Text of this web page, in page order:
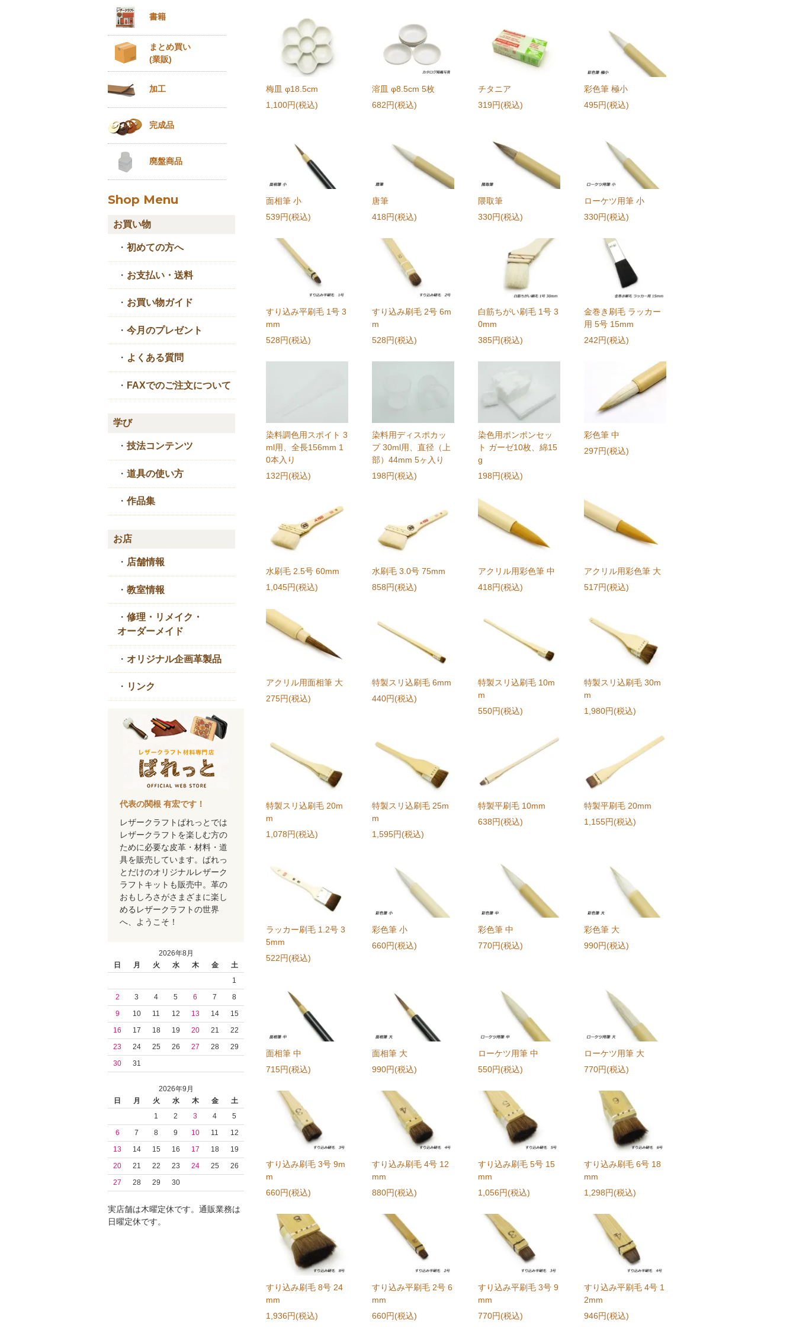
梅皿 φ18.5cm
1,100円(税込)
溶皿 φ8.5cm 5枚
682円(税込)
チタニア
319円(税込)
彩色筆 極小
495円(税込)
面相筆 小
539円(税込)
唐筆
418円(税込)
隈取筆
330円(税込)
ローケツ用筆 小
330円(税込)
すり込み平刷毛 1号 3
mm
528円(税込)
すり込み刷毛 2号 6m
m
528円(税込)
白筋ちがい刷毛 1号 3
0mm
385円(税込)
金巻き刷毛 ラッカー
用 5号 15mm
242円(税込)
染料調色用スポイト 3
ml用、全長156mm 1
0本入り
132円(税込)
染料用ディスポカッ
プ 30ml用、直径（上
部）44mm 5ヶ入り
198円(税込)
染色用ポンポンセッ
ト ガーゼ10枚、綿15
g
198円(税込)
彩色筆 中
297円(税込)
水刷毛 2.5号 60mm
1,045円(税込)
水刷毛 3.0号 75mm
858円(税込)
アクリル用彩色筆 中
418円(税込)
アクリル用彩色筆 大
517円(税込)
アクリル用面相筆 大
275円(税込)
特製スリ込刷毛 6mm
440円(税込)
特製スリ込刷毛 10m
m
550円(税込)
特製スリ込刷毛 30m
m
1,980円(税込)
特製スリ込刷毛 20m
m
1,078円(税込)
特製スリ込刷毛 25m
m
1,595円(税込)
特製平刷毛 10mm
638円(税込)
特製平刷毛 20mm
1,155円(税込)
ラッカー刷毛 1.2号 3
5mm
522円(税込)
彩色筆 小
660円(税込)
彩色筆 中
770円(税込)
彩色筆 大
990円(税込)
面相筆 中
715円(税込)
面相筆 大
990円(税込)
ローケツ用筆 中
550円(税込)
ローケツ用筆 大
770円(税込)
すり込み刷毛 3号 9m
m
660円(税込)
すり込み刷毛 4号 12
mm
880円(税込)
すり込み刷毛 5号 15
mm
1,056円(税込)
すり込み刷毛 6号 18
mm
1,298円(税込)
すり込み刷毛 8号 24
mm
1,936円(税込)
すり込み平刷毛 2号 6
mm
660円(税込)
すり込み平刷毛 3号 9
mm
770円(税込)
すり込み平刷毛 4号 1
2mm
946円(税込)
書籍
まとめ買い
(業販)
加工
完成品
廃盤商品
Shop Menu
お買い物
・ 初めての方へ
・ お支払い・送料
・ お買い物ガイド
・ 今月のプレゼント
・ よくある質問
・ FAXでのご注文について
学び
・ 技法コンテンツ
・ 道具の使い方
・ 作品集
お店
・ 店舗情報
・ 教室情報
・ 修理・リメイク・
オーダーメイド
・ オリジナル企画革製品
・ リンク
代表の関根 有宏です！
レザークラフトぱれっとでは
レザークラフトを楽しむ方の
ために必要な皮革・材料・道
具を販売しています。ぱれっ
とだけのオリジナルレザーク
ラフトキットも販売中。革の
おもしろさがさまざまに楽し
めるレザークラフトの世界
へ、ようこそ！
2026年8月
日
月 火 水 木 金
土
1
2
3 4 5 6 7
8
9
10 11 12 13 14
15
16
17 18 19 20 21
22
23
24 25 26 27 28
29
30
31
2026年9月
日
月 火 水 木 金
土
1
2 3 4
5
6
7 8 9 10 11
12
13
14 15 16 17 18
19
20
21 22 23 24 25
26
27
28 29 30
実店舗は木曜定休です。通販業務は
日曜定休です。